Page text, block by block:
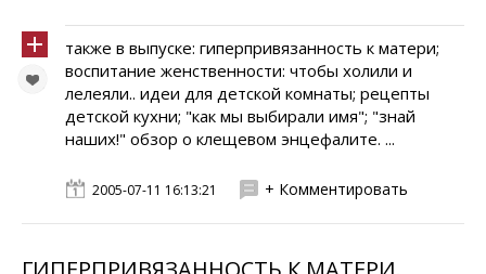
также в выпуске: гиперпривязанность к матери;
воспитание женственности: чтобы холили и
лелеяли.. идеи для детской комнаты; рецепты
детской кухни; "как мы выбирали имя"; "знай
наших!" обзор о клещевом энцефалите. ...
2005-07-11 16:13:21 + Комментировать